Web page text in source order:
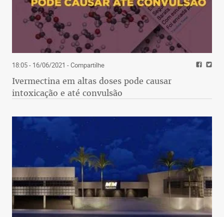
18:05 - 16/06/2021 - Compartilhe
Ivermectina em altas doses pode causar
intoxicação e até convulsão